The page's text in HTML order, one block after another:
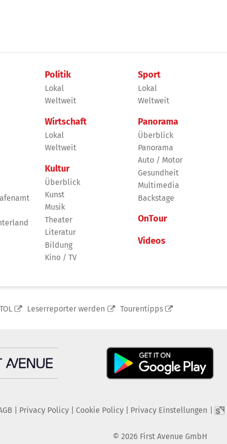
Politik
Lokal
Weltweit
Wirtschaft
Lokal
Weltweit
Kultur
Überblick
Kunst
Musik
Theater
Literatur
Bildung
Kino / TV
Sport
Lokal
Weltweit
Panorama
Überblick
Panorama
Auto / Motor
Gesundheit
Multimedia
Backstage
OnTour
Videos
Leserreporter werden Tourentipps
Privacy Policy| Cookie Policy| Privacy Einstellungen
© 2026 First Avenue GmbH